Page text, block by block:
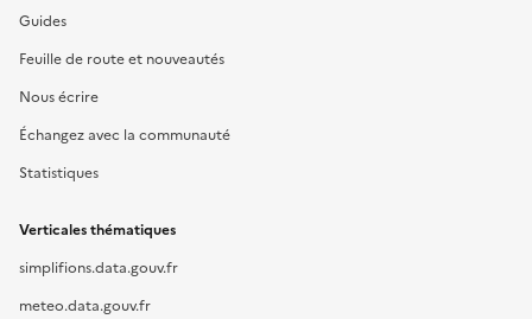
Guides
Feuille de route et nouveautés
Nous écrire
Échangez avec la communauté
Statistiques
Verticales thématiques
simplifions.data.gouv.fr
meteo.data.gouv.fr